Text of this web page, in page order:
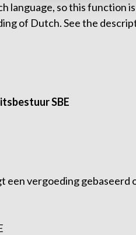
language, so this function
of Dutch. See the
SBE
vergoeding gebaseerd